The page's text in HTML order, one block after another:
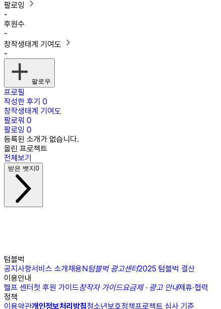
팔로잉
-
후원수
-
창작생태계 기여도
-
팔로우
프로필
작성한 후기 0
창작생태계 기여도
팔로워 0
팔로잉 0
등록된 소개가 없습니다.
올린 프로젝트
전체보기
받은 뱃지0
텀블벅
공지사항서비스 소개채용N텀블벅 광고센터2025 텀블벅 결산
이용안내
헬프 센터첫 후원 가이드창작자 가이드요금제 · 광고 안내제휴·협력
정책
이용약관개인정보처리방침청소년보호정책프로젝트 심사 기준